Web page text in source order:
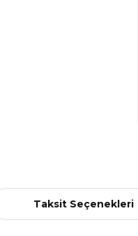
Taksit Seçenekleri